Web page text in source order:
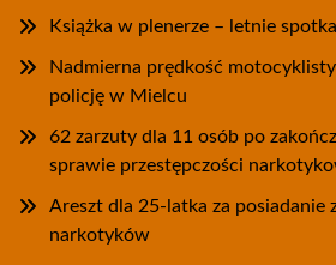
Książka w plenerze – letnie
Nadmierna prędkość
policję w Mielcu
62 zarzuty dla 11 osób po
sprawie przestępczości
Areszt dla 25-latka za posiadanie
narkotyków